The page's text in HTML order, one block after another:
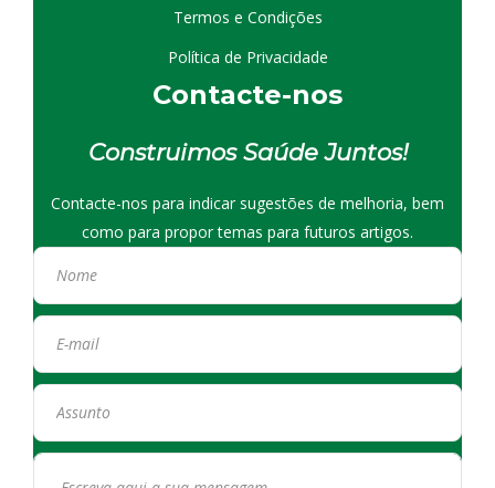
Termos e Condições
Política de Privacidade
Contacte-nos
Construimos Saúde Juntos!
Contacte-nos para indicar sugestões de melhoria, bem
como para propor temas para futuros artigos.